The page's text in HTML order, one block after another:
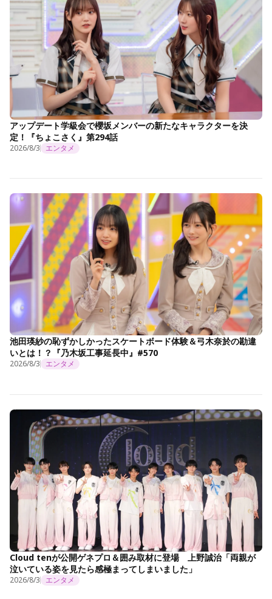
アップデート学級会で櫻坂メンバーの新たなキャラクターを決
定！『ちょこさく』第294話
2026/8/3 エンタメ
池田瑛紗の恥ずかしかったスケートボード体験＆弓木奈於の勘違
いとは！？『乃木坂工事延長中』#570
2026/8/3 エンタメ
Cloud tenが公開ゲネプロ＆囲み取材に登場 上野誠治「両親が
泣いている姿を見たら感極まってしまいました」
2026/8/3 エンタメ